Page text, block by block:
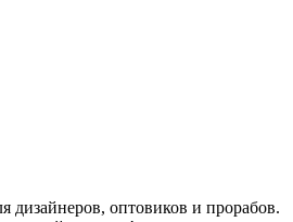
дизайнеров, оптовиков и прорабов.